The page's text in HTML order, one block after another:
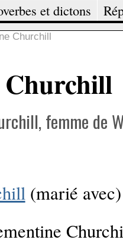
et dictons
Churchill
Churchill
femme de
(marié avec)